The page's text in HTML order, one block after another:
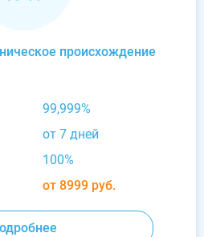
происхождение
99,999%
от 7 дней
100%
от 8999 руб.